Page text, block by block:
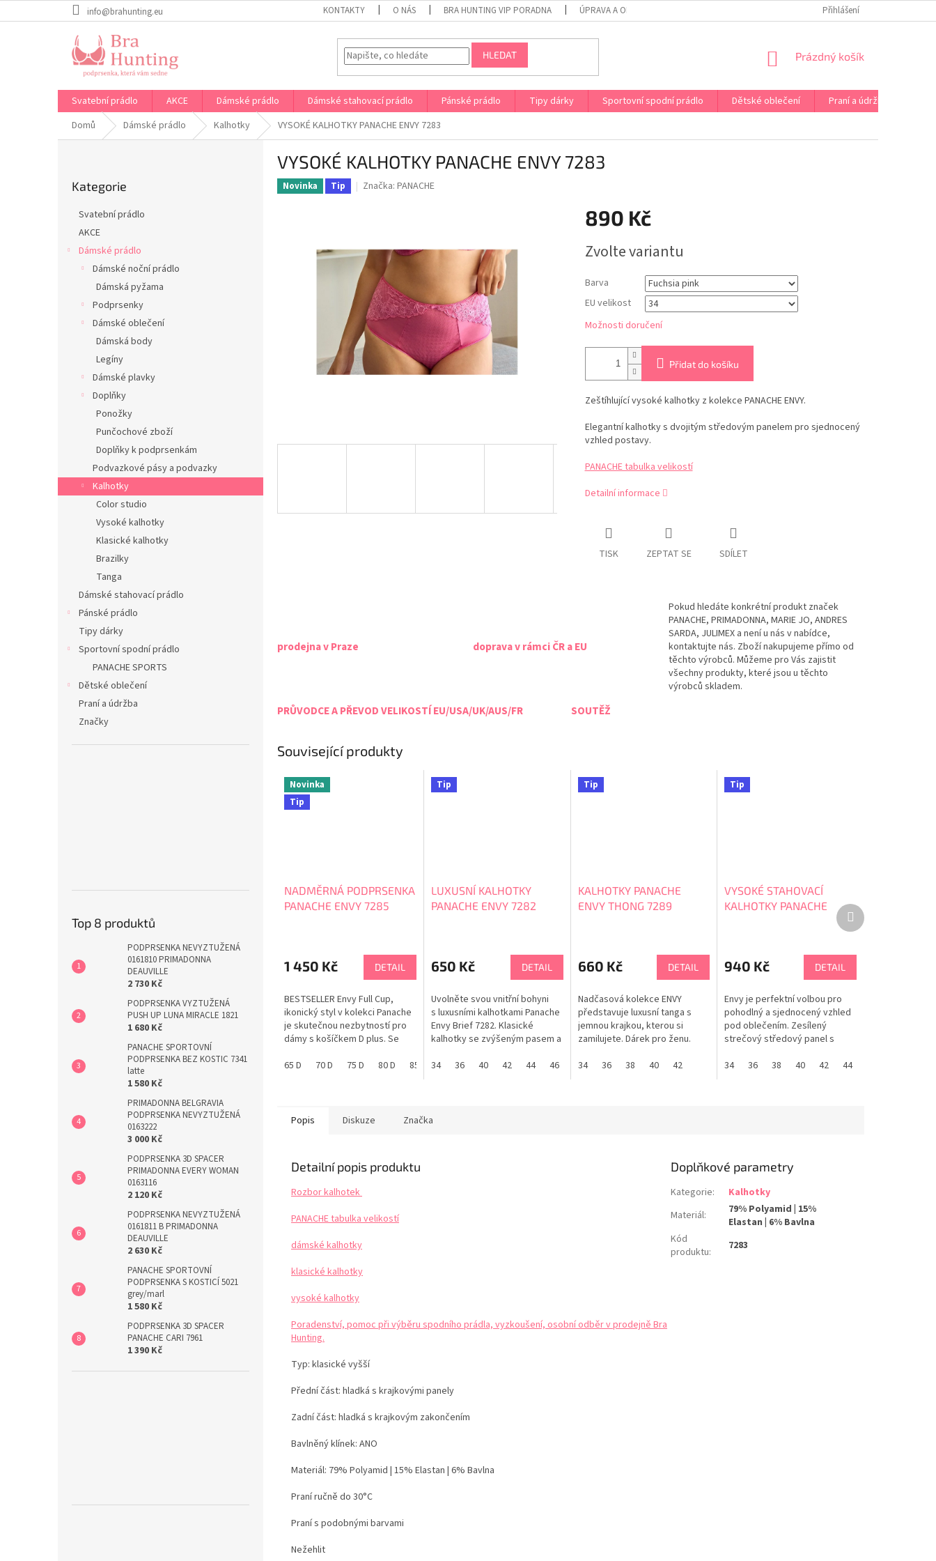
na
info@brahunting.eu KONTAKTY O NÁS BRA HUNTING VIP PORADNA ÚPRAVA A OPRAVA PRÁDLA NA MÍRU DOPRAVA A PLATBA ČR A EU
Přihlášení
HLEDAT
NÁKUPNÍ
Prázdný košík
Svatební prádlo AKCE Dámské prádlo Dámské stahovací prádlo Pánské prádlo Tipy dárky Sportovní spodní prádlo Dětské oblečení Praní a údržba
Domů
Dámské prádlo Kalhotky VYSOKÉ KALHOTKY PANACHE ENVY 7283
kategorie
Kategorie
Svatební prádlo
AKCE
Dámské prádlo
Dámské noční prádlo
Dámská pyžama
Podprsenky
Dámské oblečení
Dámská body
Legíny
Dámské plavky
Doplňky
Ponožky
Punčochové zboží
Doplňky k podprsenkám
Podvazkové pásy a podvazky
Kalhotky
Color studio
Vysoké kalhotky
Klasické kalhotky
Brazilky
Tanga
Dámské stahovací prádlo
Pánské prádlo
Tipy dárky
Sportovní spodní prádlo
PANACHE SPORTS
Dětské oblečení
Praní a údržba
Značky
Top 8 produktů
PODPRSENKA NEVYZTUŽENÁ
0161810 PRIMADONNA
DEAUVILLE
2 730 Kč
PODPRSENKA VYZTUŽENÁ
PUSH UP LUNA MIRACLE 1821
1 680 Kč
PANACHE SPORTOVNÍ
PODPRSENKA BEZ KOSTIC 7341
latte
1 580 Kč
PRIMADONNA BELGRAVIA
PODPRSENKA NEVYZTUŽENÁ
0163222
3 000 Kč
PODPRSENKA 3D SPACER
PRIMADONNA EVERY WOMAN
0163116
2 120 Kč
PODPRSENKA NEVYZTUŽENÁ
0161811 B PRIMADONNA
DEAUVILLE
2 630 Kč
PANACHE SPORTOVNÍ
PODPRSENKA S KOSTICÍ 5021
grey/marl
1 580 Kč
PODPRSENKA 3D SPACER
PANACHE CARI 7961
1 390 Kč
VYSOKÉ KALHOTKY PANACHE ENVY 7283
Novinka Tip Značka: PANACHE
890 Kč
cena:
Zvolte variantu
Barva
EU velikost
Možnosti doručení
Přidat do košíku
Zeštíhlující vysoké kalhotky z kolekce PANACHE ENVY.
Elegantní kalhotky s dvojitým středovým panelem pro sjednocený
vzhled postavy.
PANACHE tabulka velikostí
Detailní informace
TISK ZEPTAT SE SDÍLET
prodejna v Praze doprava v rámci ČR a EU
Pokud hledáte konkrétní produkt značek
PANACHE, PRIMADONNA, MARIE JO, ANDRES
SARDA, JULIMEX a není u nás v nabídce,
kontaktujte nás. Zboží nakupujeme přímo od
těchto výrobců. Můžeme pro Vás zajistit
všechny produkty, které jsou u těchto
výrobců skladem.
PRŮVODCE A PŘEVOD VELIKOSTÍ EU/USA/UK/AUS/FR SOUTĚŽ
Související produkty
Novinka
Tip
NADMĚRNÁ PODPRSENKA
PANACHE ENVY 7285
1 450 Kč DETAIL
BESTSELLER Envy Full Cup,
ikonický styl v kolekci Panache
je skutečnou nezbytností pro
dámy s košíčkem D plus. Se
košíčky pro přizpůsobení
je navržená s nadčasovou...
65 D 70 D 75 D 80 D 85 D 90 D 65 E 70 E 75 E 80 E 85 E 90 E 65 F 75 F 80 F 85 F 90 F 65 G
Tip
LUXUSNÍ KALHOTKY
PANACHE ENVY 7282
650 Kč DETAIL
Uvolněte svou vnitřní bohyni
s luxusními kalhotkami Panache
Envy Brief 7282. Klasické
kalhotky se zvýšeným pasem a
pohodlné celodenní nošení.
pod oblečením. Dárek pro
34 36 40 42 44 46
Tip
KALHOTKY PANACHE
ENVY THONG 7289
660 Kč DETAIL
Nadčasová kolekce ENVY
představuje luxusní tanga s
jemnou krajkou, kterou si
zamilujete. Dárek pro ženu.
tabulka velikostí
34 36 38 40 42
Tip
VYSOKÉ STAHOVACÍ
KALHOTKY PANACHE
940 Kč DETAIL
Envy je perfektní volbou pro
pohodlný a sjednocený vzhled
pod oblečením. Zesílený
strečový středový panel s
ze síťoviny se středním krytím.
34 36 38 40 42 44
Další
produkt
Popis Diskuze Značka
Detailní popis produktu
Rozbor kalhotek
PANACHE tabulka velikostí
dámské kalhotky
klasické kalhotky
vysoké kalhotky
Poradenství, pomoc při výběru spodního prádla, vyzkoušení, osobní odběr v prodejně Bra
Hunting.
Typ: klasické vyšší
Přední část: hladká s krajkovými panely
Zadní část: hladká s krajkovým zakončením
Bavlněný klínek: ANO
Materiál: 79% Polyamid | 15% Elastan | 6% Bavlna
Praní ručně do 30°C
Praní s podobnými barvami
Nežehlit
Doplňkové parametry
Kategorie:
Kalhotky
Materiál:
79% Polyamid | 15%
Elastan | 6% Bavlna
Kód
produktu: 7283